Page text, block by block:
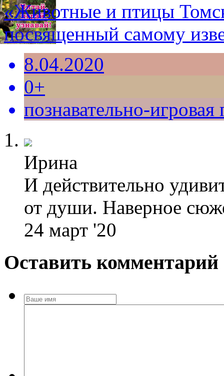
«Животные и птицы
посвященный самому
8.04.2020
0+
познавательно-
Ирина
И действительно
от души. Наверное
24 март '20
Оставить комментарий